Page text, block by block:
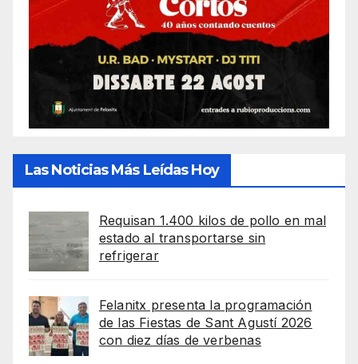
Las Noticias Más Leídas Hoy
Requisan 1.400 kilos de pollo en mal
estado al transportarse sin
refrigerar
Felanitx presenta la programación
de las Fiestas de Sant Agustí 2026
con diez días de verbenas